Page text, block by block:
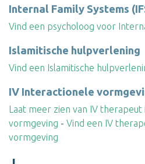
Internal Family Systems
Vind een psycholoog voor
Islamitische hulpverlening
Vind een Islamitische
IV Interactionele
Laat meer zien van IV
vormgeving - Vind een IV
vormgeving